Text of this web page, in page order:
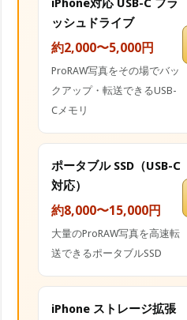
iPhone対応 USB-C フラ
ッシュドライブ
約2,000〜5,000円
ProRAW写真をその場でバッ
クアップ・転送できるUSB-
Cメモリ
ポータブル SSD（USB-C
対応）
約8,000〜15,000円
大量のProRAW写真を高速転
送できるポータブルSSD
iPhone ストレージ拡張